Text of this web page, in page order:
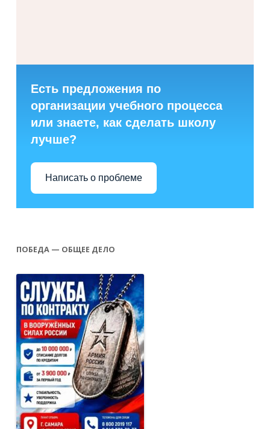
Есть предложения по
организации учебного процесса
или знаете, как сделать школу
лучше?
Написать о проблеме
ПОБЕДА — ОБЩЕЕ ДЕЛО